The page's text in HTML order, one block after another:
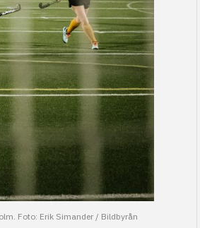
Foto: Erik Simander / Bildbyrån